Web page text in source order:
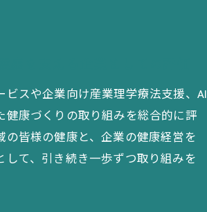
ビスや企業向け産業理学療法支援、AI
健康づくりの取り組みを総合的に評
の皆様の健康と、企業の健康経営を
して、引き続き一歩ずつ取り組みを